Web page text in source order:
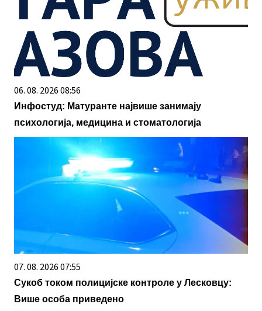
06. 08. 2026 08:56
Инфостуд: Матуранте највише занимају
психологија, медицина и стоматологија
07. 08. 2026 07:55
Сукоб током полицијске контроле у Лесковцу:
Више особа приведено